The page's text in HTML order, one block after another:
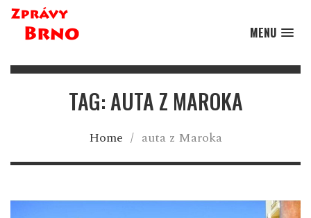
MENU
TAG: AUTA Z MAROKA
Home / auta z Maroka